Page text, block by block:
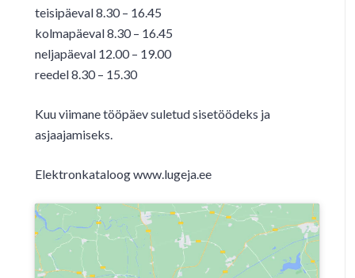
teisipäeval 8.30 – 16.45
kolmapäeval 8.30 – 16.45
neljapäeval 12.00 – 19.00
reedel 8.30 – 15.30
Kuu viimane tööpäev suletud sisetöödeks ja
asjaajamiseks.
Elektronkataloog www.lugeja.ee